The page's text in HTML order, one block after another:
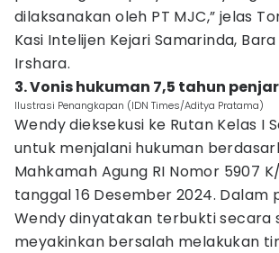
dilaksanakan oleh PT MJC,” jelas
Kasi Intelijen Kejari Samarinda,
Irshara.
3. Vonis hukuman 7,5 tahun
Ilustrasi Penangkapan (IDN Times/Aditya Pratama)
Wendy dieksekusi ke Rutan Kelas I
untuk menjalani hukuman
Mahkamah Agung RI Nomor 5907
tanggal 16 Desember 2024. Dalam
Wendy dinyatakan terbukti secara
meyakinkan bersalah melakukan